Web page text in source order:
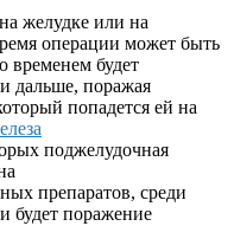
желудке или на
операции может быть
временем будет
дальше, поражая
попадется ей на
поджелудочная
препаратов, среди
будет поражение